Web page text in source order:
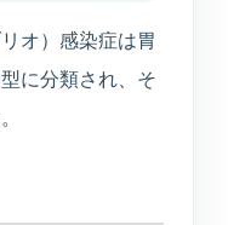
オ）感染症は胃
に分類され、そ